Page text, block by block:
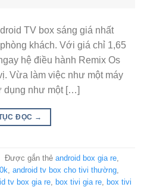
TV box sáng giá nhất
khách. Với giá chỉ 1,65
hệ điều hành Remix Os
Vừa làm việc như một máy
dụng như một […]
ĐỌC →
Được gắn thẻ android box gia re
android tv box cho tivi thường
tv box gia re box tivi gia re
box tivi